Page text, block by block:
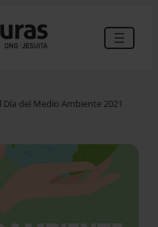
Día del Medio Ambiente 2021